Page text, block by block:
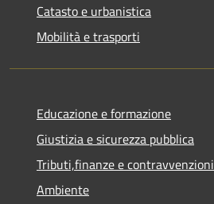
Catasto e urbanistica
Mobilità e trasporti
Educazione e formazione
Giustizia e sicurezza pubblica
Tributi,finanze e contravvenzioni
Ambiente